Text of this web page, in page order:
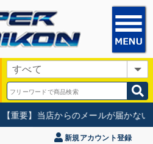
【重要】当店からのメールが届かない
新規アカウント登録